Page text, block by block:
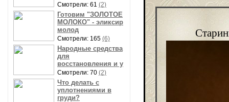
Смотрели: 61 (2)
Готовим "ЗОЛОТОЕ
МОЛОКО" - эликсир
молод
Смотрели: 165 (6)
Народные средства
для
восстановления и у
Смотрели: 70 (2)
Что делать с
уплотнениями в
груди?